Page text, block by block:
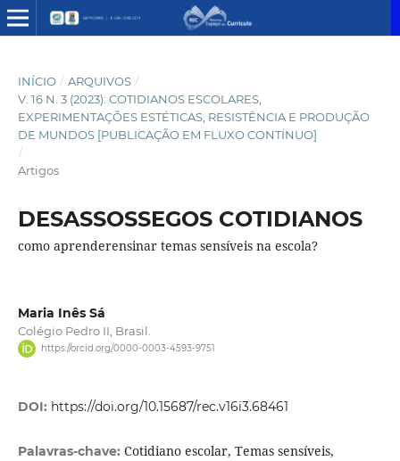
INÍCIO / ARQUIVOS /
V. 16 N. 3 (2023): COTIDIANOS ESCOLARES,
EXPERIMENTAÇÕES ESTÉTICAS, RESISTÊNCIA E PRODUÇÃO
DE MUNDOS [PUBLICAÇÃO EM FLUXO CONTÍNUO]
/
Artigos
DESASSOSSEGOS COTIDIANOS
como aprenderensinar temas sensíveis na escola?
Maria Inês Sá
Colégio Pedro II, Brasil.
https://orcid.org/0000-0003-4593-9751
DOI: https://doi.org/10.15687/rec.v16i3.68461
Palavras-chave: Cotidiano escolar, Temas sensíveis,